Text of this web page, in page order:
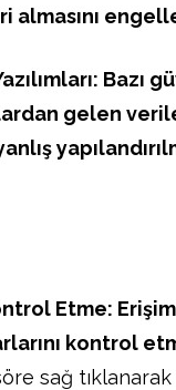
almasını
Bazı
gelen
Etme:
kontrol
sağ tıklanarak